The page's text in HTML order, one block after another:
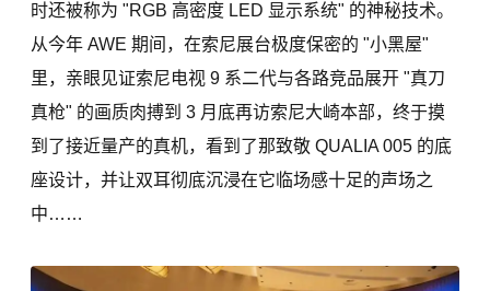
时还被称为 "RGB 高密度 LED 显示系统" 的神秘技术。
从今年 AWE 期间，在索尼展台极度保密的 "小黑屋"
里，亲眼见证索尼电视 9 系二代与各路竞品展开 "真刀
真枪" 的画质肉搏到 3 月底再访索尼大崎本部，终于摸
到了接近量产的真机，看到了那致敬 QUALIA 005 的底
座设计，并让双耳彻底沉浸在它临场感十足的声场之
中……